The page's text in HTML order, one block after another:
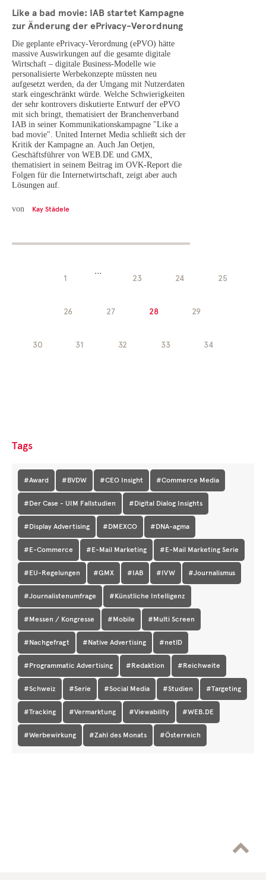
Like a bad movie: IAB startet Kampagne
zur Änderung der ePrivacy-Verordnung
Die geplante ePrivacy-Verordnung (ePVO) hätte
massive Auswirkungen auf die gesamte digitale
Wirtschaft – digitale Business-Modelle wie
personalisierte Werbekonzepte müssten neu
aufgesetzt werden, da der Umgang mit Nutzerdaten
stark eingeschränkt würde. Welche Schwierigkeiten
der sehr kontrovers diskutierte Entwurf der ePVO
mit sich bringt, thematisiert der Branchenverband
IAB in seiner Kommunikationskampagne "Like a
bad movie". United Internet Media schließt sich der
Kritik der Kampagne an. Auch Jan Oetjen,
Geschäftsführer von WEB.DE und GMX,
thematisiert in seinem Beitrag im OVK-Report die
Folgen für die Internetwirtschaft, zeigt aber auch
Lösungen auf.
von Kay Städele
1
...
23 24 25
26 27 28 29
30 31 32 33 34
Tags
#Award #BVDW #CEO Insight #Commerce Media
#Der Case - UIM Fallstudien #Digital Dialog Insights
#Display Advertising #DMEXCO #DNA-agma
#E-Commerce #E-Mail Marketing #E-Mail Marketing Serie
#EU-Regelungen #GMX #IAB #IVW #Journalismus
#Journalistenumfrage #Künstliche Intelligenz
#Messen / Kongresse #Mobile #Multi Screen
#Nachgefragt #Native Advertising #netID
#Programmatic Advertising #Redaktion #Reichweite
#Schweiz #Serie #Social Media #Studien #Targeting
#Tracking #Vermarktung #Viewability #WEB.DE
#Werbewirkung #Zahl des Monats #Österreich
